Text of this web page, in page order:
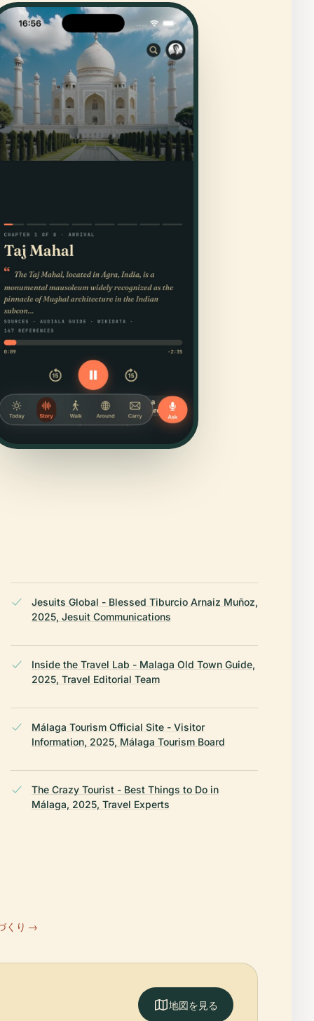
Jesuits Global - Blessed Tiburcio Arnaiz Muñoz,
2025, Jesuit Communications
Inside the Travel Lab - Malaga Old Town Guide,
2025, Travel Editorial Team
Málaga Tourism Official Site - Visitor
Information, 2025, Málaga Tourism Board
The Crazy Tourist - Best Things to Do in
Málaga, 2025, Travel Experts
くり →
地図を見る